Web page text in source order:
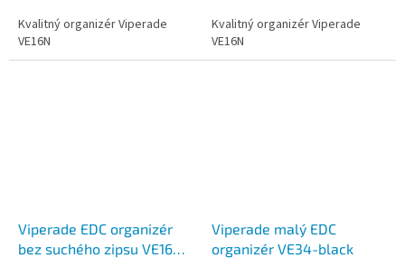
Kvalitný organizér Viperade
VE16N
Kvalitný organizér Viperade
VE16N
Viperade EDC organizér
bez suchého zipsu VE16N-
Viperade malý EDC
organizér VE34-black